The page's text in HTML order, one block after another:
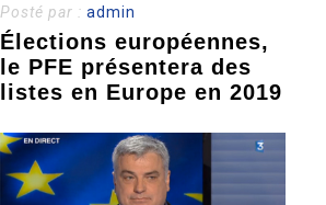
Posté par :admin
Élections européennes,
le PFE présentera des
listes en Europe en 2019